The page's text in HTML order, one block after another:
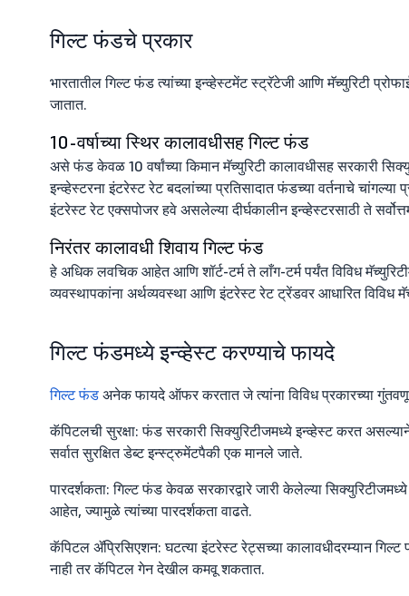
गिल्ट फंडचे प्रकार
भारतातील गिल्ट फंड त्यांच्या इन्व्हेस्टमेंट स्ट्रॅटेजी आणि मॅच्युरिटी
जातात.
10-वर्षाच्या स्थिर कालावधीसह गिल्ट फंड
असे फंड केवळ 10 वर्षांच्या किमान मॅच्युरिटी कालावधीसह सरकारी
इन्व्हेस्टरना इंटरेस्ट रेट बदलांच्या प्रतिसादात फंडच्या वर्तनाचे
इंटरेस्ट रेट एक्सपोजर हवे असलेल्या दीर्घकालीन इन्व्हेस्टरसाठी ते
निरंतर कालावधी शिवाय गिल्ट फंड
हे अधिक लवचिक आहेत आणि शॉर्ट-टर्म ते लाँग-टर्म पर्यंत विविध
व्यवस्थापकांना अर्थव्यवस्था आणि इंटरेस्ट रेट ट्रेंडवर आधारित विविध
गिल्ट फंडमध्ये इन्व्हेस्ट करण्याचे फायदे
गिल्ट फंडअनेक फायदे ऑफर करतात जे त्यांना विविध प्रकारच्या
कॅपिटलची सुरक्षा: फंड सरकारी सिक्युरिटीजमध्ये इन्व्हेस्ट करत
सर्वात सुरक्षित डेब्ट इन्स्ट्रुमेंटपैकी एक मानले जाते.
पारदर्शकता: गिल्ट फंड केवळ सरकारद्वारे जारी केलेल्या
आहेत, ज्यामुळे त्यांच्या पारदर्शकता वाढते.
कॅपिटल ॲप्रिसिएशन: घटत्या इंटरेस्ट रेट्सच्या कालावधीदरम्यान
नाही तर कॅपिटल गेन देखील कमवू शकतात.